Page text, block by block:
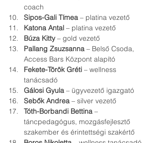
coach
Sipos-Gali Tímea – platina vezető
Katona Antal – platina vezető
Búza Kitty – gold vezető
Pallang Zsuzsanna – Belső Csoda,
Access Bars Központ alapító
Fekete-Török Gréti – wellness
tanácsadó
Gálosi Gyula – ügyvezető igazgató
Sebők Andrea – silver vezető
Tóth-Borbandi Bettina –
táncpedagógus, mozgásfejlesztő
szakember és érintettségi szakértő